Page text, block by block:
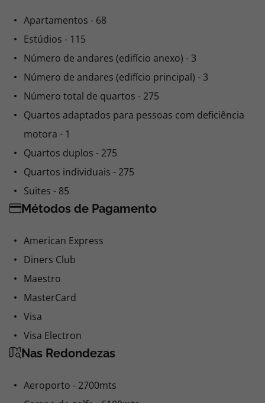
Apartamentos - 68
Estúdios - 115
Número de andares (edifício anexo) - 3
Número de andares (edifício principal) - 3
Número total de quartos - 275
Quartos adaptados para pessoas com deficiência
motora - 1
Quartos duplos - 275
Quartos individuais - 275
Suites - 85
Métodos de Pagamento
American Express
Diners Club
Maestro
MasterCard
Visa
Visa Electron
Nas Redondezas
Aeroporto - 2700mts